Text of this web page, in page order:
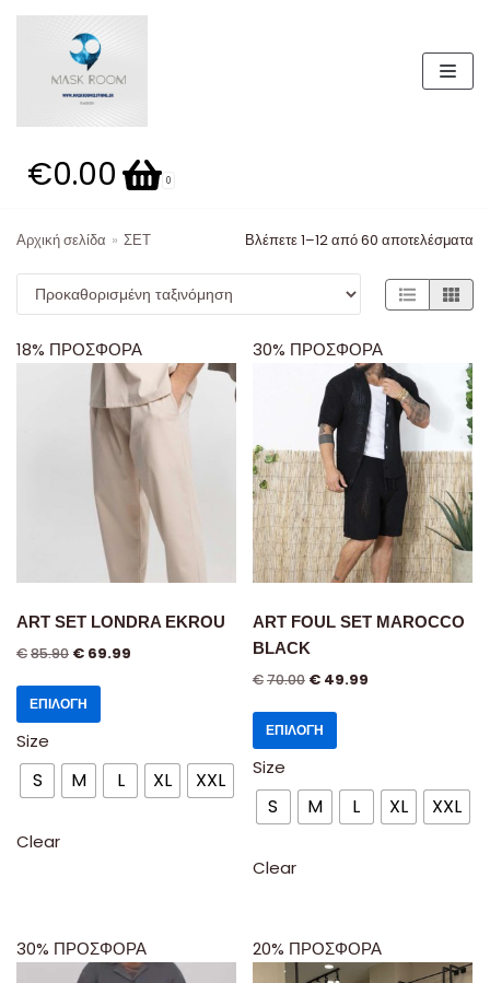
περιεχόμενο
€0.00 0
Αρχική σελίδα » ΣΕΤ Βλέπετε 1–12 από 60 αποτελέσματα
18% ΠΡΟΣΦΟΡΑ
ART SET LONDRA EKROU
€85.90 € 69.99
ΕΠΙΛΟΓΉ
Size
S M L XL XXL
Clear
30% ΠΡΟΣΦΟΡΑ
ART FOUL SET MAROCCO
BLACK
€70.00 € 49.99
ΕΠΙΛΟΓΉ
Size
S M L XL XXL
Clear
30% ΠΡΟΣΦΟΡΑ 20% ΠΡΟΣΦΟΡΑ